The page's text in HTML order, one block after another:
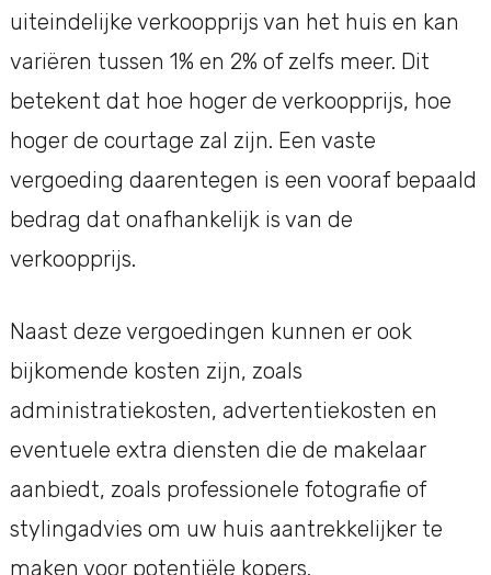
uiteindelijke verkoopprijs van het huis en kan
variëren tussen 1% en 2% of zelfs meer. Dit
betekent dat hoe hoger de verkoopprijs, hoe
hoger de courtage zal zijn. Een vaste
vergoeding daarentegen is een vooraf bepaald
bedrag dat onafhankelijk is van de
verkoopprijs.
Naast deze vergoedingen kunnen er ook
bijkomende kosten zijn, zoals
administratiekosten, advertentiekosten en
eventuele extra diensten die de makelaar
aanbiedt, zoals professionele fotografie of
stylingadvies om uw huis aantrekkelijker te
maken voor potentiële kopers.